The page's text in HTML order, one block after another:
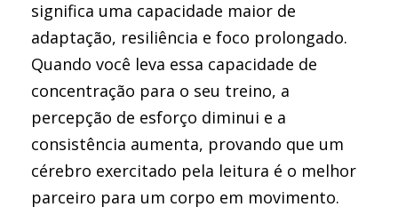
significa uma capacidade maior de
adaptação, resiliência e foco prolongado.
Quando você leva essa capacidade de
concentração para o seu treino, a
percepção de esforço diminui e a
consistência aumenta, provando que um
cérebro exercitado pela leitura é o melhor
parceiro para um corpo em movimento.